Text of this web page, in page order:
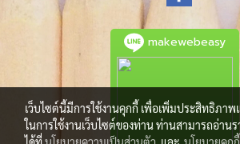
makewebeasy
เว็บไซต์นี้มีการใช้งานคุกกี้ เพื่อเพิ่มประสิทธิภา
ในการใช้งานเว็บไซต์ของท่าน ท่านสามารถอ่าน